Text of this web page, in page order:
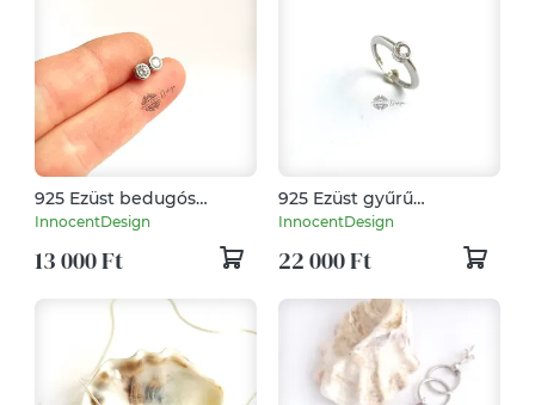
925 Ezüst bedugós
fülbevaló cirkóniával
InnocentDesign
13 000 Ft
925 Ezüst gyűrű
cirkóniával buton
foglalatban 53-as
InnocentDesign
22 000 Ft